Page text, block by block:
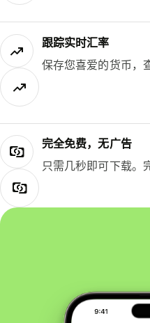
跟踪实时汇率
保存您喜爱的货币，
完全免费，无广告
只需几秒即可下载。